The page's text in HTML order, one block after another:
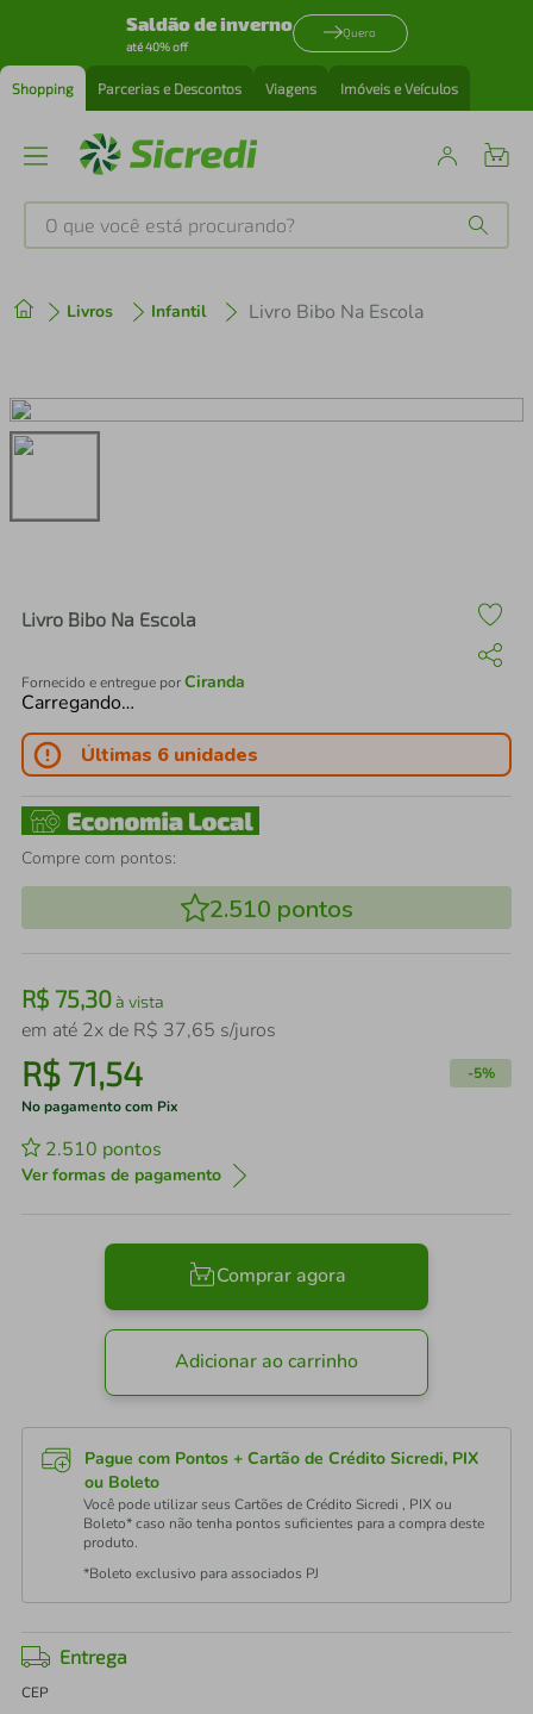
Saldão de inverno
até 40% off
Quero
Shopping Parcerias e Descontos Viagens Imóveis e Veículos
O que você está procurando?
Livros Infantil Livro Bibo Na Escola
Livro Bibo Na Escola
Fornecido e entregue porCiranda
Carregando…
Últimas 6 unidades
Compre com pontos:
2.510 pontos
R$ 75,30à vista
em até 2x de R$ 37,65 s/juros
R$ 71,54 -5%
No pagamento com Pix
2.510 pontos
Ver formas de pagamento
Comprar agora
Adicionar ao carrinho
Pague com Pontos + Cartão de Crédito Sicredi, PIX
ou Boleto
Você pode utilizar seus Cartões de Crédito Sicredi , PIX ou
Boleto* caso não tenha pontos suficientes para a compra deste
produto.
*Boleto exclusivo para associados PJ
Entrega
CEP
2º cafeteira